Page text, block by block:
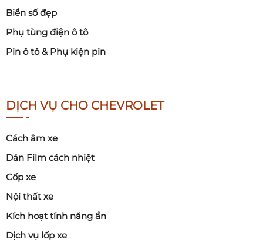
Biển số đẹp
Phụ tùng điện ô tô
Pin ô tô & Phụ kiện pin
DỊCH VỤ CHO CHEVROLET
Cách âm xe
Dán Film cách nhiệt
Cốp xe
Nội thất xe
Kích hoạt tính năng ẩn
Dịch vụ lốp xe